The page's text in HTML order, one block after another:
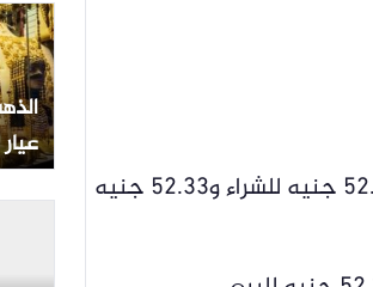
البنك الأهلي المصري وبنك مصر وبنك القاهرة: استقر السعر عند 52.23 جنيه للشراء و52.33 جنيه
عيار 21 يسجل 5950 جنيها